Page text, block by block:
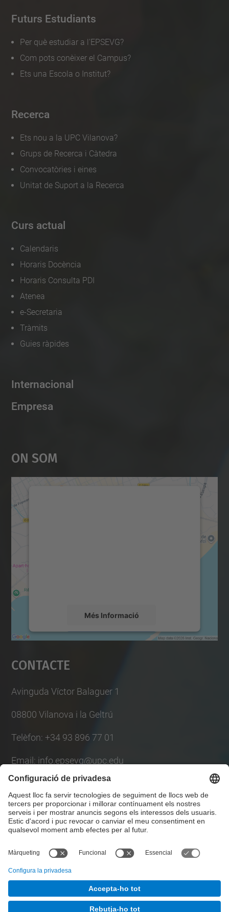
Futurs Estudiants
Per què estudiar a l'EPSEVG?
Com pots conèixer el Campus?
Ets una Escola o Institut?
Recerca
Ets nou a la UPC Vilanova?
Grups de Recerca i Càtedra
Convocatòries i eines
Unitat de Suport a la Recerca
Curs actual
Calendaris
Horaris Docència
Horaris Consulta PDI
Atenea
e-Secretaria
Tràmits
Guies ràpides
Internacional
Empresa
On Som
Més Informació
Accepta
powered by
Contacte
Avinguda Víctor Balaguer 1
08800 Vilanova i la Geltrú
Telèfon: +34 93 896 77 01
Email: info.epsevg@upc.edu
Llista Xarxes Socials
© UPCEscola Politècnica Superior d'Enginyeria de
Vilanova i la Geltrú. EPSEVG